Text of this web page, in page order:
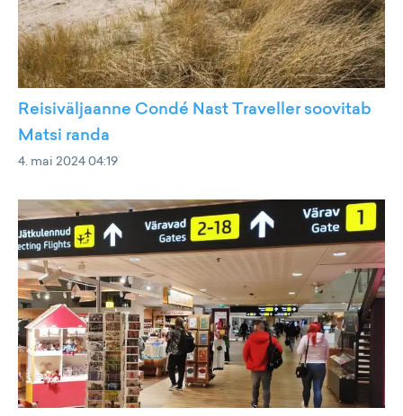
Reisiväljaanne Condé Nast Traveller soovitab
Matsi randa
4. mai 2024 04:19